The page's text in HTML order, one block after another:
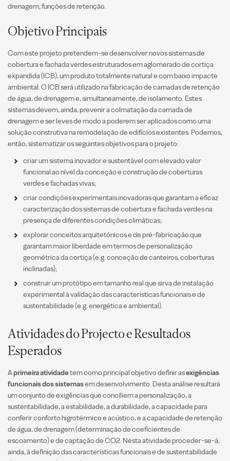
drenagem; funções de retenção.
Objetivo Principais
Com este projeto pretendem-se desenvolver novos sistemas de
cobertura e fachada verdes estruturados em aglomerado de cortiça
expandida (ICB), um produto totalmente natural e com baixo impacte
ambiental. O ICB será utilizado na fabricação de camadas de retenção
de água, de drenagem e, simultaneamente, de isolamento. Estes
sistemas devem, ainda, prevenir a colmatação da camada de
drenagem e ser leves de modo a poderem ser aplicados como uma
solução construtiva na remodelação de edifícios existentes. Podemos,
então, sistematizar os seguintes objetivos para o projeto:
criar um sistema inovador e sustentável com elevado valor
funcional ao nível da conceção e construção de coberturas
verdes e fachadas vivas;
criar condições experimentais inovadoras que garantam a eficaz
caracterização dos sistemas de cobertura e fachada verdes na
presença de diferentes condições climáticas;
explorar conceitos arquitetónicos e de pré-fabricação que
garantam maior liberdade em termos de personalização
geométrica da cortiça (e.g. conceção de canteiros, coberturas
inclinadas);
construir um protótipo em tamanho real que sirva de instalação
experimental à validação das características funcionais e de
sustentabilidade (e.g. energética e ambiental).
Atividades do Projecto e Resultados
Esperados
Aprimeira atividadetem como principal objetivo definir asexigências
funcionais dos sistemasem desenvolvimento. Desta análise resultará
um conjunto de exigências que conciliem a personalização, a
sustentabilidade, a estabilidade, a durabilidade, a capacidade para
conferir conforto higrotérmico e acústico, e a capacidade de retenção
de água, de drenagem (determinação de coeficientes de
escoamento) e de captação de CO2. Nesta atividade proceder-se-á,
ainda, à definição das características funcionais e de sustentabilidade